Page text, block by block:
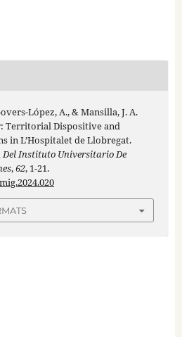
López, A., & Mansilla, J. A.
Territorial Dispositive and
in L’Hospitalet de Llobregat.
Instituto Universitario De
,62, 1-21.